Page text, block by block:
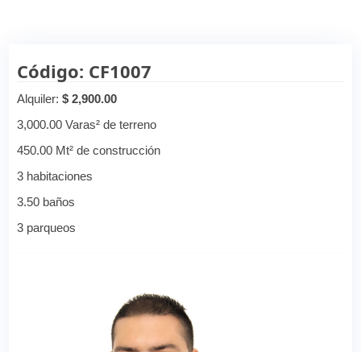
Código: CF1007
Alquiler:$ 2,900.00
3,000.00 Varas² de terreno
450.00 Mt² de construcción
3 habitaciones
3.50 baños
3 parqueos